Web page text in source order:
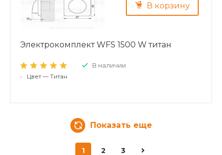
В корзину
Электрокомплект WFS 1500 W титан
В наличии
• Цвет — Титан
Показать еще
1 2 3